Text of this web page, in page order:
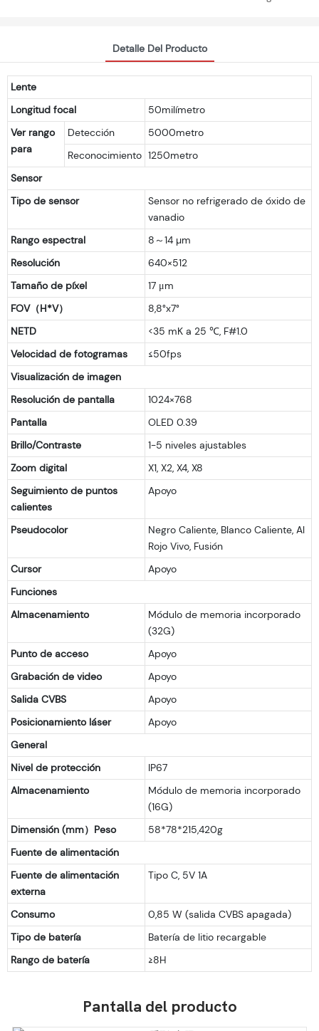
Detalle Del Producto
Lente
Longitud focal
50milímetro
Ver rango
para
Detección
5000metro
Reconocimiento 1250metro
Sensor
Tipo de sensor
Sensor no refrigerado de óxido de
vanadio
Rango espectral
8～14 µm
Resolución
640×512
Tamaño de píxel
17 μm
FOV（H*V）
8,8°x7°
NETD
<35 mK a 25 ℃, F#1.0
Velocidad de fotogramas
≤50fps
Visualización de imagen
Resolución de pantalla
1024×768
Pantalla
OLED 0.39
Brillo/Contraste
1-5 niveles ajustables
Zoom digital
X1, X2, X4, X8
Seguimiento de puntos
calientes
Apoyo
Pseudocolor
Negro Caliente, Blanco Caliente, Al
Rojo Vivo, Fusión
Cursor
Apoyo
Funciones
Almacenamiento
Módulo de memoria incorporado
(32G)
Punto de acceso
Apoyo
Grabación de video
Apoyo
Salida CVBS
Apoyo
Posicionamiento láser
Apoyo
General
Nivel de protección
IP67
Almacenamiento
Módulo de memoria incorporado
(16G)
Dimensión (mm）Peso
58*78*215,420g
Fuente de alimentación
Fuente de alimentación
externa
Tipo C, 5V 1A
Consumo
0,85 W (salida CVBS apagada)
Tipo de batería
Batería de litio recargable
Rango de batería
≥8H
Pantalla del producto